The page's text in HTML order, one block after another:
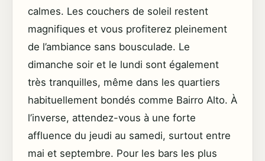
calmes. Les couchers de soleil restent
magnifiques et vous profiterez pleinement
de l’ambiance sans bousculade. Le
dimanche soir et le lundi sont également
très tranquilles, même dans les quartiers
habituellement bondés comme Bairro Alto. À
l’inverse, attendez-vous à une forte
affluence du jeudi au samedi, surtout entre
mai et septembre. Pour les bars les plus